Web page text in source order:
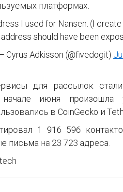
платформах.
I used for Nansen. (I
should have been
Cyrus Adkisson (@fivedogit)
для рассылок
начале июня произошла
в CoinGecko и
1 916 596
письма на 23 723 адреса.